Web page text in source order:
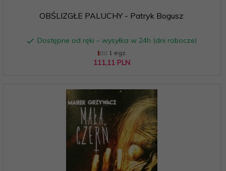
OBŚLIZGŁE PALUCHY - Patryk Bogusz
Dostępne od ręki – wysyłka w 24h (dni robocze)
1 egz.
111,11 PLN